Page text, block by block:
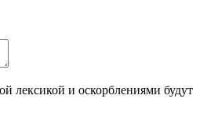
лексикой и оскорблениями будут